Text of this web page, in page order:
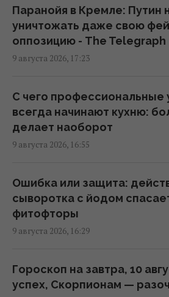
Метеозависимость – это
рассказала о влиянии
людей
16:56 воскресенье, 09 августа 2026
Генрих VIII буквально жил в
причина была далеко не
16:42 воскресенье, 09 августа 2026
проблемы для экономики
раскрыли подробности
16:36 воскресенье, 09 августа 2026
сном: для чего это нужно
16:26 воскресенье, 09 августа 2026
Паранойя в Кремле: Путин
уничтожать даже свою
оппозицию - The Telegraph
9 августа 2026, 17:23
С чего
всегда начинают кухню:
делает наоборот
9 августа 2026, 16:55
Ошибка или защита:
сыворотка с йодом
фитофторы
9 августа 2026, 16:29
Гороскоп на завтра, 10
успех, Скорпионам —